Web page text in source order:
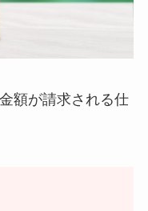
額が請求される仕